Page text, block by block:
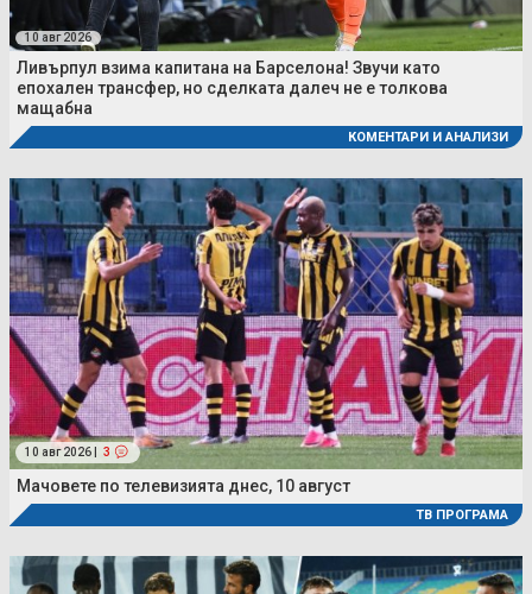
10 авг 2026
Ливърпул взима капитана на Барселона! Звучи като
епохален трансфер, но сделката далеч не е толкова
мащабна
КОМЕНТАРИ И АНАЛИЗИ
10 авг 2026 | 3
Мачовете по телевизията днес, 10 август
ТВ ПРОГРАМА